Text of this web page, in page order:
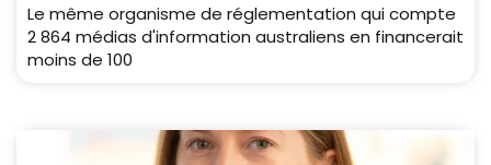
Le même organisme de réglementation qui compte
2 864 médias d'information australiens en financerait
moins de 100